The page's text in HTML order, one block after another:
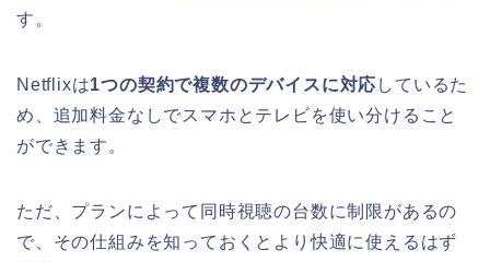
す。
Netflixは1つの契約で複数のデバイスに対応 しているた
め、追加料金なしでスマホとテレビを使い分けること
ができます。
ただ、プランによって同時視聴の台数に制限があるの
で、その仕組みを知っておくとより快適に使えるはず